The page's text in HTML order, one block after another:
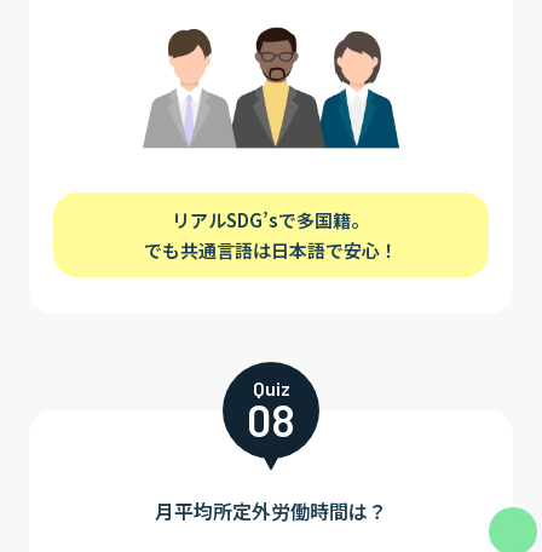
リアルSDG’sで多国籍。
でも共通言語は日本語で安心！
Quiz
08
月平均所定外労働時間は？